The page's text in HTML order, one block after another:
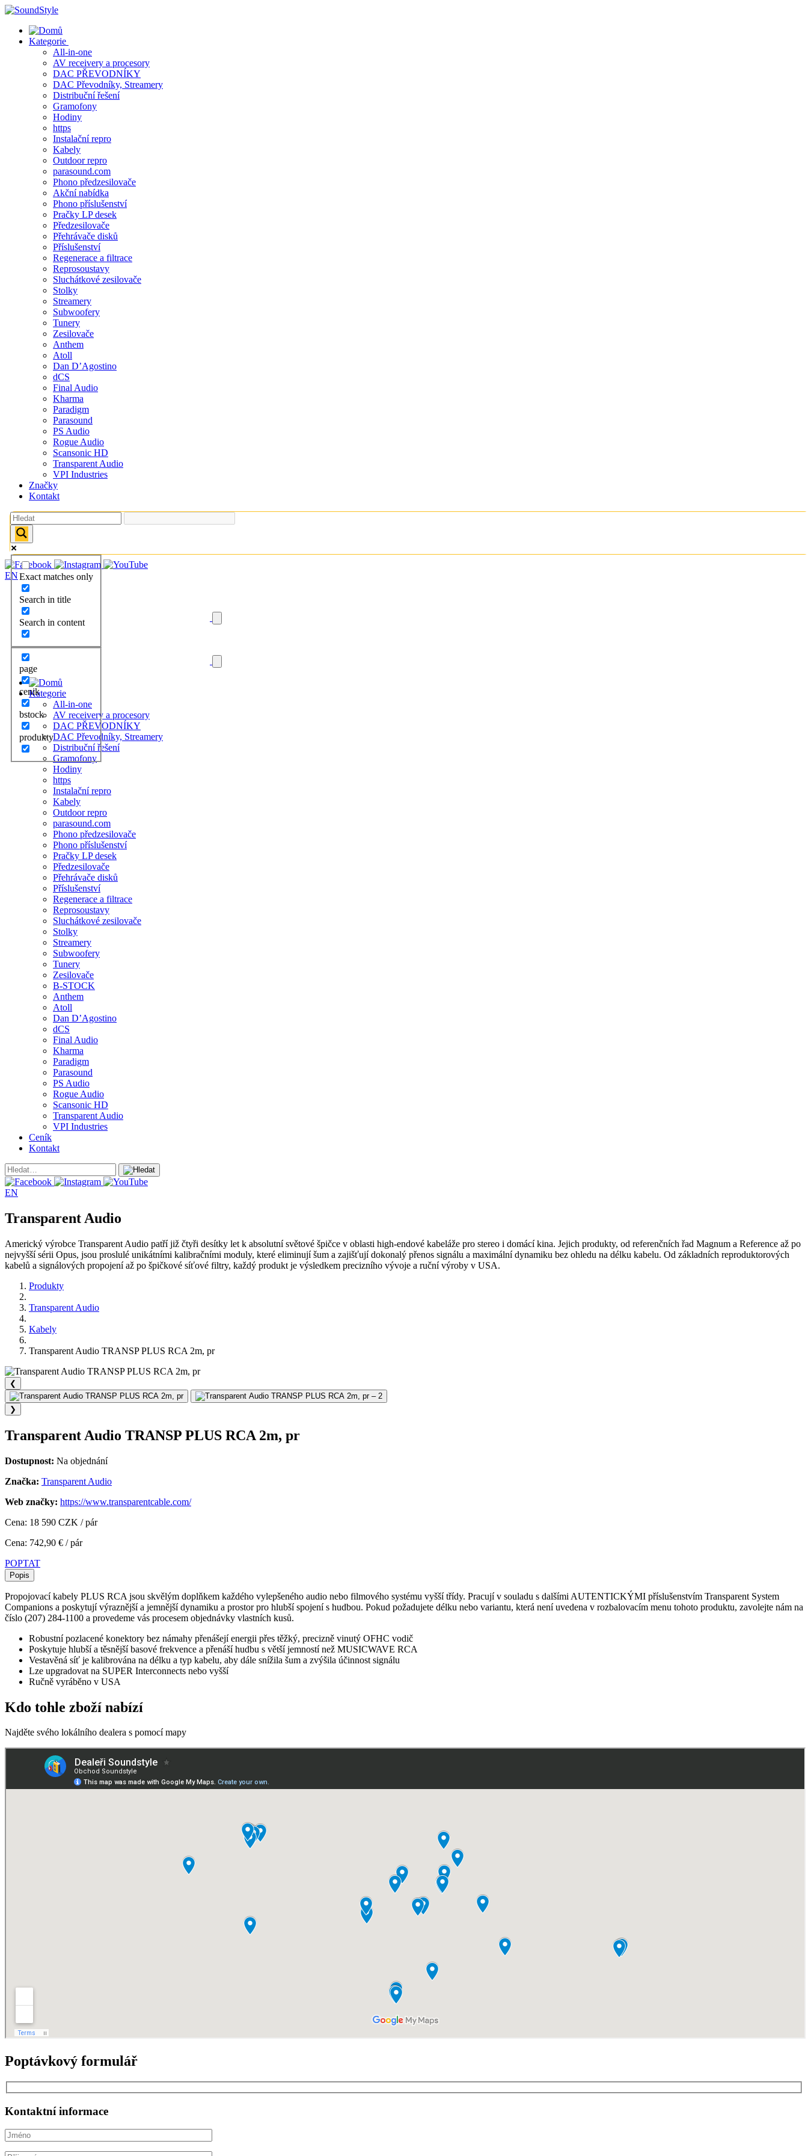
Skip
content
Kategorie
All-in-one
AV receivery a procesory
DAC PŘEVODNÍKY
DAC Převodníky, Streamery
Distribuční řešení
Gramofony
Hodiny
https
Instalační repro
Kabely
Outdoor repro
parasound.com
Phono předzesilovače
Akční nabídka
Phono příslušenství
Pračky LP desek
Předzesilovače
Přehrávače disků
Příslušenství
Regenerace a filtrace
Reprosoustavy
Sluchátkové zesilovače
Stolky
Streamery
Subwoofery
Tunery
Zesilovače
Anthem
Atoll
Dan D’Agostino
dCS
Final Audio
Kharma
Paradigm
Parasound
PS Audio
Rogue Audio
Scansonic HD
Transparent Audio
VPI Industries
Značky
Kontakt
Exact matches only
Search in title
Search in content
page
cenik
bstock
produkty
EN
Kategorie
All-in-one
AV receivery a procesory
DAC PŘEVODNÍKY
DAC Převodníky, Streamery
Distribuční řešení
Gramofony
Hodiny
https
Instalační repro
Kabely
Outdoor repro
parasound.com
Phono předzesilovače
Phono příslušenství
Pračky LP desek
Předzesilovače
Přehrávače disků
Příslušenství
Regenerace a filtrace
Reprosoustavy
Sluchátkové zesilovače
Stolky
Streamery
Subwoofery
Tunery
Zesilovače
B-STOCK
Anthem
Atoll
Dan D’Agostino
dCS
Final Audio
Kharma
Paradigm
Parasound
PS Audio
Rogue Audio
Scansonic HD
Transparent Audio
VPI Industries
Ceník
Kontakt
EN
Transparent Audio
Americký výrobce Transparent Audio patří již čtyři desítky let k absolutní světové špičce v oblasti high-endové kabeláže pro stereo i domácí kina. Jejich produkty, od referenčních řad Magnum a Reference až po
nejvyšší sérii Opus, jsou proslulé unikátními kalibračními moduly, které eliminují šum a zajišťují dokonalý přenos signálu a maximální dynamiku bez ohledu na délku kabelu. Od základních reproduktorových
kabelů a signálových propojení až po špičkové síťové filtry, každý produkt je výsledkem precizního vývoje a ruční výroby v USA.
Produkty
Transparent Audio
Kabely
Transparent Audio TRANSP PLUS RCA 2m, pr
❮
❯
Transparent Audio TRANSP PLUS RCA 2m, pr
Dostupnost: Na objednání
Značka: Transparent Audio
Web značky: https://www.transparentcable.com/
Cena: 18 590 CZK / pár
Cena: 742,90 € / pár
POPTAT
Popis
Propojovací kabely PLUS RCA jsou skvělým doplňkem každého vylepšeného audio nebo filmového systému vyšší třídy. Pracují v souladu s dalšími AUTENTICKÝMI příslušenstvím Transparent System
Companions a poskytují výraznější a jemnější dynamiku a prostor pro hlubší spojení s hudbou. Pokud požadujete délku nebo variantu, která není uvedena v rozbalovacím menu tohoto produktu, zavolejte nám na
číslo (207) 284-1100 a provedeme vás procesem objednávky vlastních kusů.
Robustní pozlacené konektory bez námahy přenášejí energii přes těžký, precizně vinutý OFHC vodič
Poskytuje hlubší a těsnější basové frekvence a přenáší hudbu s větší jemností než MUSICWAVE RCA
Vestavěná síť je kalibrována na délku a typ kabelu, aby dále snížila šum a zvýšila účinnost signálu
Lze upgradovat na SUPER Interconnects nebo vyšší
Ručně vyráběno v USA
Kdo tohle zboží nabízí
Najděte svého lokálního dealera s pomocí mapy
Poptávkový formulář
Kontaktní informace